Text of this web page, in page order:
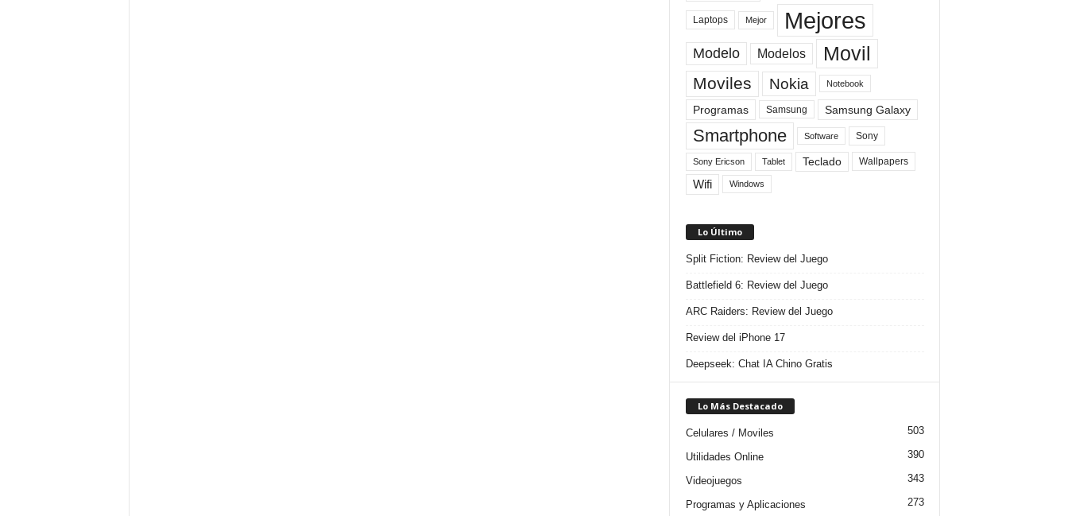
Laptops Mejor Mejores
Modelo Modelos Movil
Moviles Nokia Notebook
Programas Samsung Samsung Galaxy
Smartphone Software Sony
Sony Ericson Tablet Teclado Wallpapers
Wifi Windows
Lo Último
Split Fiction: Review del Juego
Battlefield 6: Review del Juego
ARC Raiders: Review del Juego
Review del iPhone 17
Deepseek: Chat IA Chino Gratis
Lo Más Destacado
Celulares / Moviles 503
Utilidades Online 390
Videojuegos 343
Programas y Aplicaciones 273